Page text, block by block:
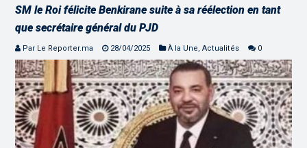
SM le Roi félicite Benkirane suite à sa réélection en tant
que secrétaire général du PJD
Par Le Reporter.ma 28/04/2025 À la Une ,Actualités 0